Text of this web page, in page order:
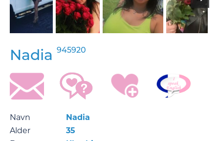
Nadia 945920
Navn
Nadia
Alder
35